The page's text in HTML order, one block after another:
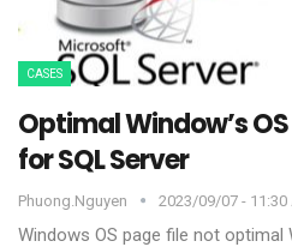
CASES
Optimal Window’s
for SQL Server
Phuong.nguyen 2023/09/07 - 11:30
Windows OS page file not optimal